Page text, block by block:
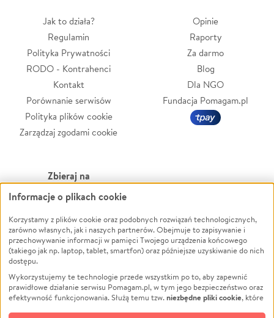
Jak to działa?
Regulamin
Polityka Prywatności
RODO - Kontrahenci
Kontakt
Porównanie serwisów
Polityka plików cookie
Zarządzaj zgodami cookie
Opinie
Raporty
Za darmo
Blog
Dla NGO
Fundacja Pomagam.pl
Zbieraj na
Leczenie
Zwierzęta
Pożar
Ukraina
Pomoc Finansowa
Projekty
Pogrzeb
Powódź
Wichura
NGO
Edukacja
Podróż
Impreza
Informacje o plikach cookie
Korzystamy z plików cookie oraz podobnych rozwiązań technologicznych,
zarówno własnych, jak i naszych partnerów. Obejmuje to zapisywanie i
przechowywanie informacji w pamięci Twojego urządzenia końcowego
(takiego jak np. laptop, tablet, smartfon) oraz późniejsze uzyskiwanie do nich
dostępu.
Wykorzystujemy te technologie przede wszystkim po to, aby zapewnić
prawidłowe działanie serwisu Pomagam.pl, w tym jego bezpieczeństwo oraz
efektywność funkcjonowania. Służą temu tzw.niezbędne pliki cookie, które